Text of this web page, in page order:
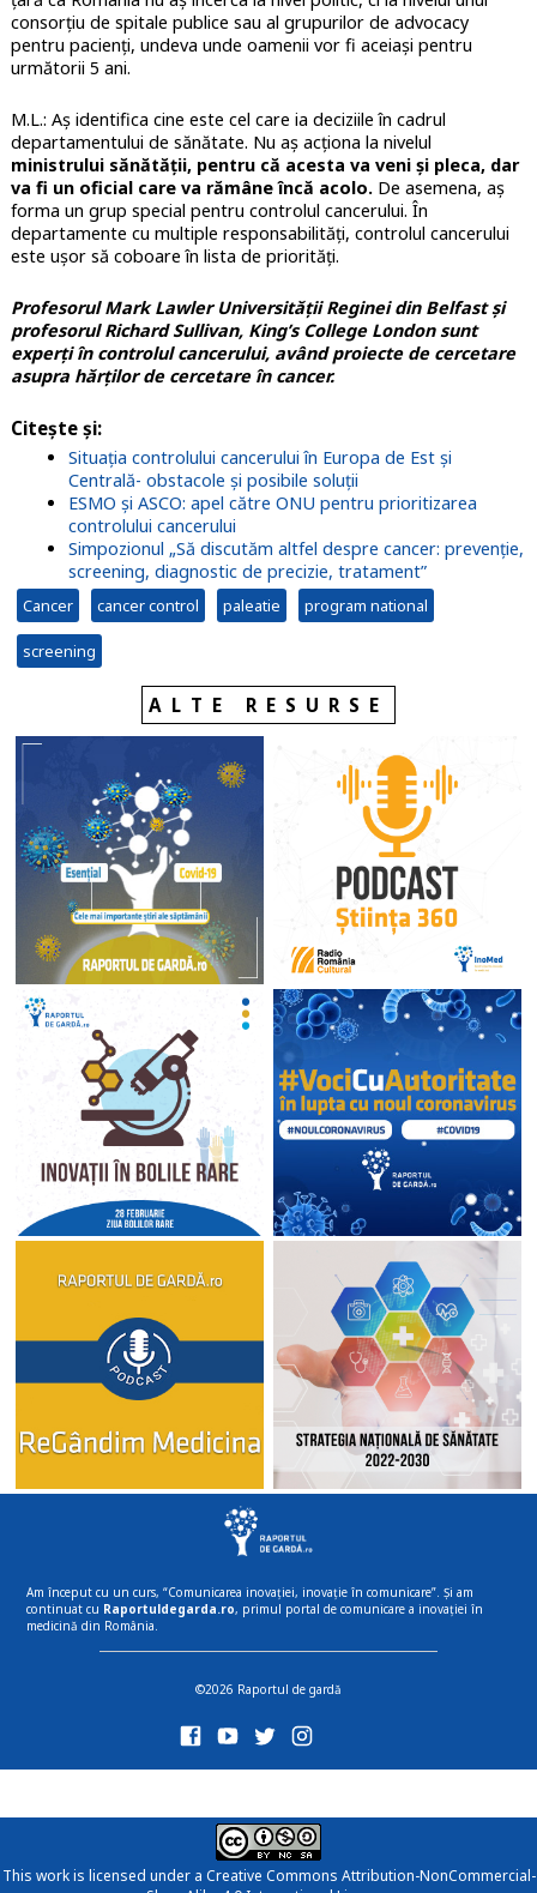
consorțiu de spitale publice sau al grupurilor de advocacy
pentru pacienți, undeva unde oamenii vor fi aceiași pentru
următorii 5 ani.
M.L.: Aș identifica cine este cel care ia deciziile în cadrul
departamentului de sănătate. Nu aș acționa la nivelul
ministrului sănătății, pentru că acesta va veni și pleca, dar
va fi un oficial care va rămâne încă acolo.De asemena, aș
forma un grup special pentru controlul cancerului. În
departamente cu multiple responsabilități, controlul cancerului
este ușor să coboare în lista de priorități.
Profesorul Mark Lawler Universității Reginei din Belfast și
profesorul Richard Sullivan, King’s College London sunt
experți în controlul cancerului, având proiecte de cercetare
asupra hărților de cercetare în cancer.
Citește și:
Situația controlului cancerului în Europa de Est și
Centrală- obstacole și posibile soluții
ESMO și ASCO: apel către ONU pentru prioritizarea
controlului cancerului
Simpozionul „Să discutăm altfel despre cancer: prevenție,
screening, diagnostic de precizie, tratament”
Cancer cancer control paleatie program national
screening
ALTE RESURSE
Am început cu un curs, “Comunicarea inovației, inovație în comunicare”. Și am
continuat cu Raportuldegarda.ro, primul portal de comunicare a inovației în
medicină din România.
©2026 Raportul de gardă
This work is licensed under a Creative Commons Attribution-NonCommercial-